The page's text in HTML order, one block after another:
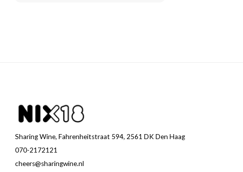
Sharing Wine, Fahrenheitstraat 594, 2561 DK Den Haag
070-2172121
cheers@sharingwine.nl